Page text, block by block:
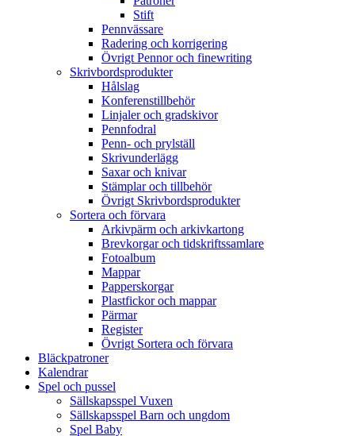
Stift
Pennvässare
Radering och korrigering
Övrigt Pennor och finewriting
Skrivbordsprodukter
Hålslag
Konferenstillbehör
Linjaler och gradskivor
Pennfodral
Penn- och prylställ
Skrivunderlägg
Saxar och knivar
Stämplar och tillbehör
Övrigt Skrivbordsprodukter
Sortera och förvara
Arkivpärm och arkivkartong
Brevkorgar och tidskriftssamlare
Fotoalbum
Mappar
Papperskorgar
Plastfickor och mappar
Pärmar
Register
Övrigt Sortera och förvara
Bläckpatroner
Kalendrar
Spel och pussel
Sällskapsspel Vuxen
Sällskapsspel Barn och ungdom
Spel Baby